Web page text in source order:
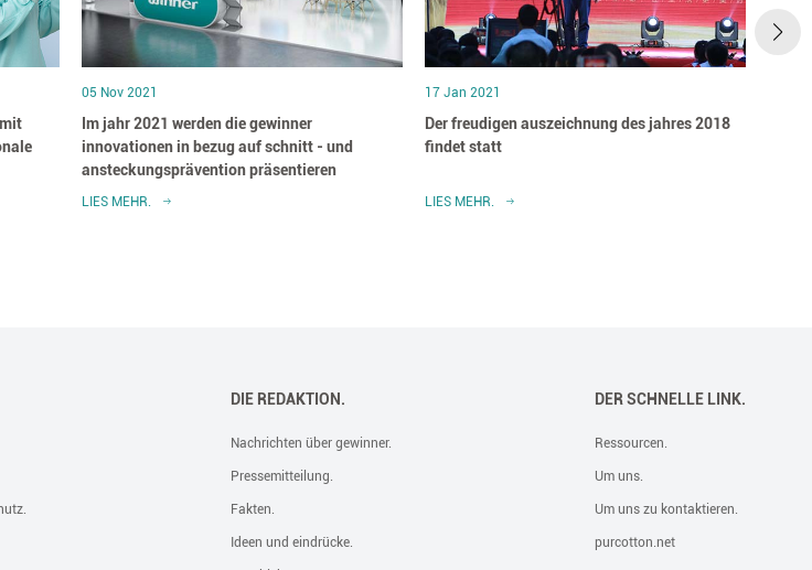
05 Nov 2021
Im jahr 2021 werden die gewinner
innovationen in bezug auf schnitt - und
ansteckungsprävention präsentieren
LIES MEHR.
17 Jan 2021
Der freudigen auszeichnung des jahres 2018
findet statt
LIES MEHR.
DIE REDAKTION.
Nachrichten über gewinner.
Pressemitteilung.
Fakten.
Ideen und eindrücke.
DER SCHNELLE LINK.
Ressourcen.
Um uns.
Um uns zu kontaktieren.
purcotton.net